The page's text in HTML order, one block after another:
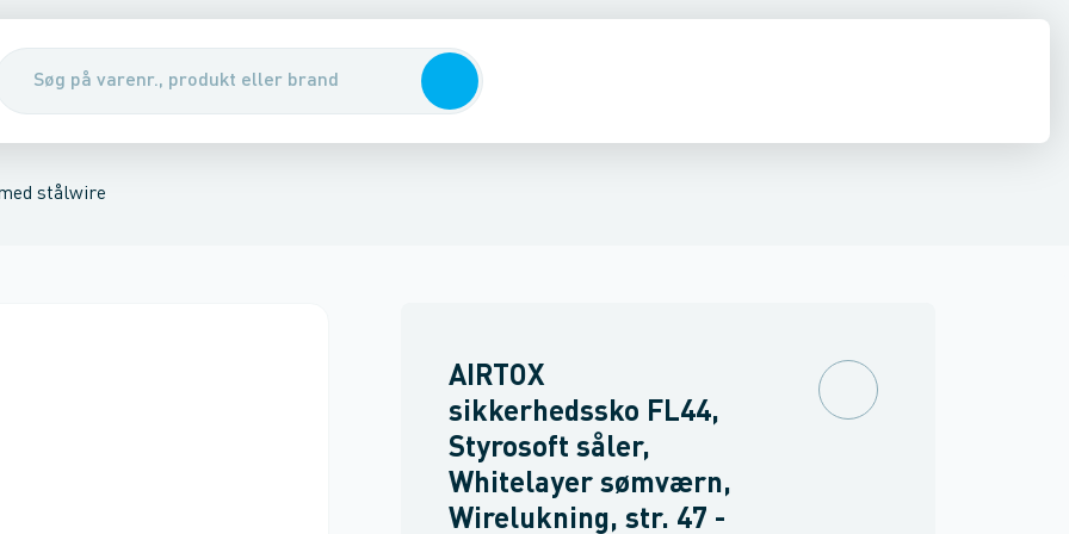
Sko Sikkerhedsudstyr & handsker
stålwire
AIRTOX
sikkerhedssko FL44,
Styrosoft såler,
Whitelayer sømværn,
Wirelukning, str. 47 -